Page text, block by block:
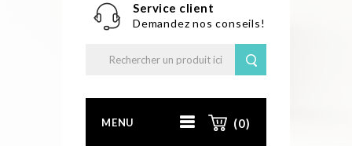
Service client
Demandez nos conseils!
MENU (0)